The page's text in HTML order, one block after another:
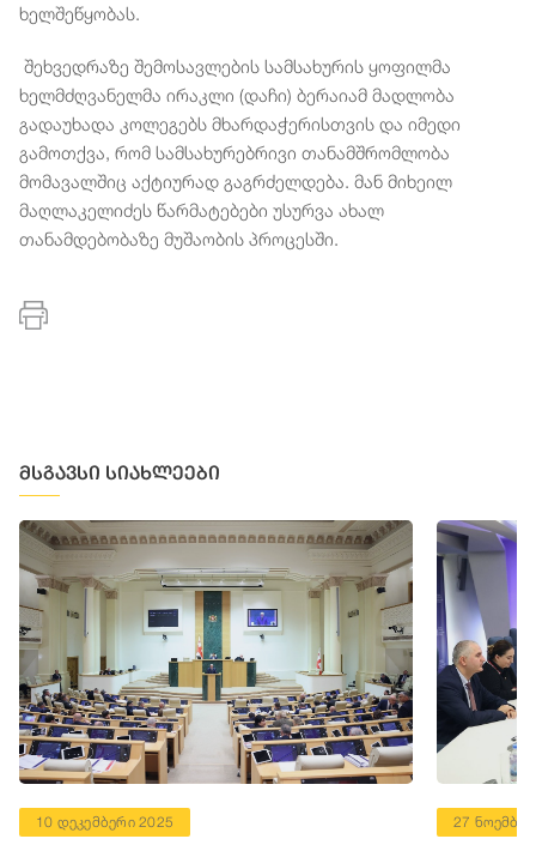
ხელშეწყობას.
შეხვედრაზე შემოსავლების სამსახურის ყოფილმა
ხელმძღვანელმა ირაკლი (დაჩი) ბერაიამ მადლობა
გადაუხადა კოლეგებს მხარდაჭერისთვის და იმედი
გამოთქვა, რომ სამსახურებრივი თანამშრომლობა
მომავალშიც აქტიურად გაგრძელდება. მან მიხეილ
მაღლაკელიძეს წარმატებები უსურვა ახალ
თანამდებობაზე მუშაობის პროცესში.
მსგავსი სიახლეები
10 დეკემბერი 2025 27